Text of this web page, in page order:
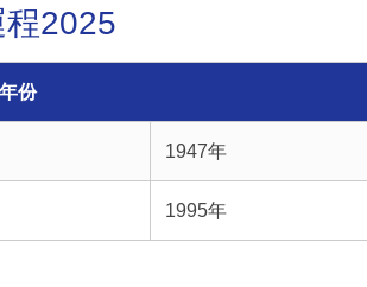
程2025
份
1947年
1995年